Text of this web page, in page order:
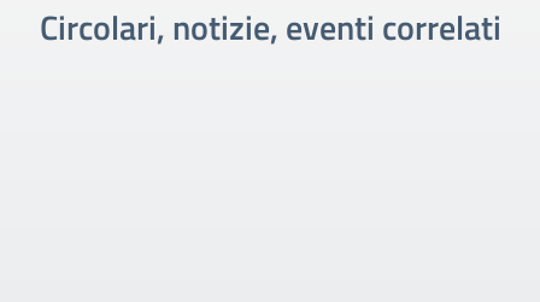
Circolari, notizie, eventi correlati